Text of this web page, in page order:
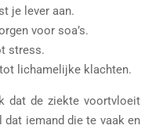
je lever aan.
voor soa’s.
stress.
lichamelijke klachten.
dat de ziekte voortvloeit
dat iemand die te vaak en